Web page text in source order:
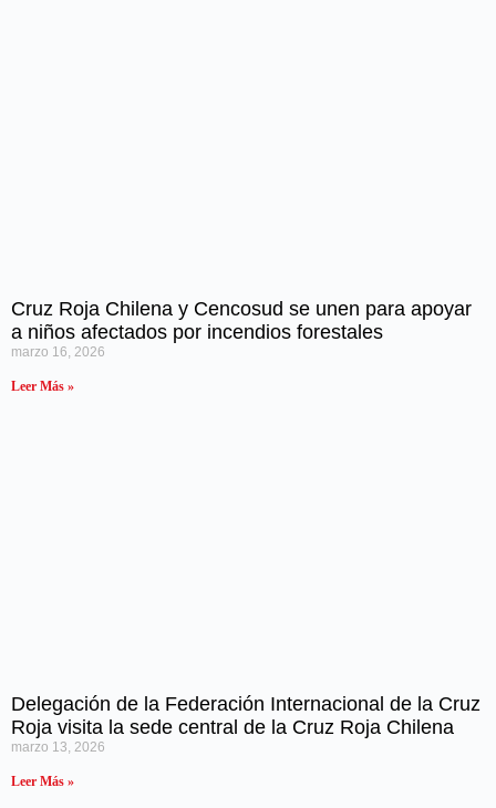
Cruz Roja Chilena y Cencosud se unen para apoyar
a niños afectados por incendios forestales
marzo 16, 2026
Leer Más »
Delegación de la Federación Internacional de la Cruz
Roja visita la sede central de la Cruz Roja Chilena
marzo 13, 2026
Leer Más »